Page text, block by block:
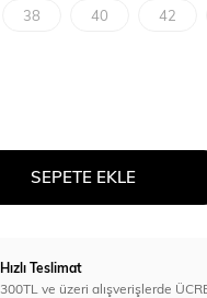
38 40 42
SEPETE EKLE
Hızlı Teslimat
300TL ve üzeri alışverişlerde